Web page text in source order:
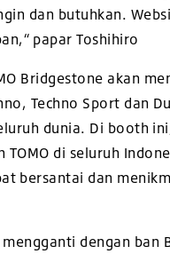
dan butuhkan.
papar Toshihiro
Bridgestone akan
Techno Sport dan
dunia. Di booth
di seluruh
bersantai dan
dengan